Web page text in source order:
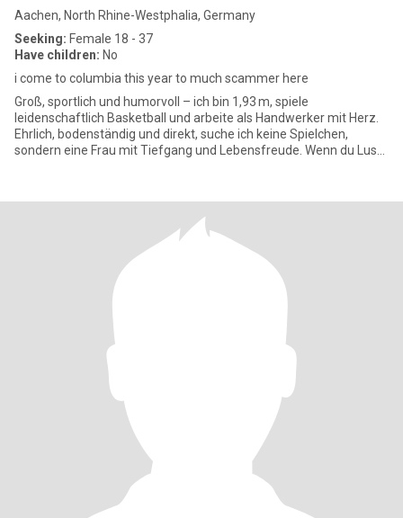
Aachen, North Rhine-Westphalia, Germany
Seeking: Female 18 - 37
Have children: No
i come to columbia this year to much scammer here
Groß, sportlich und humorvoll – ich bin 1,93 m, spiele
leidenschaftlich Basketball und arbeite als Handwerker mit Herz.
Ehrlich, bodenständig und direkt, suche ich keine Spielchen,
sondern eine Frau mit Tiefgang und Lebensfreude. Wenn du Lust